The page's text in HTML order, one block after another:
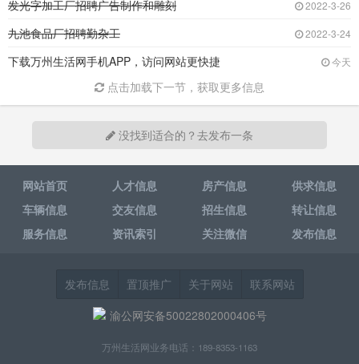
发光字加工厂招聘广告制作和雕刻 2022-3-26
九池食品厂招聘勤杂工 2022-3-24
下载万州生活网手机APP，访问网站更快捷 今天
点击加载下一节，获取更多信息
没找到适合的？去发布一条
网站首页 人才信息 房产信息
供求信息
车辆信息
交友信息 招生信息
转让信息
服务信息
资讯索引 关注微信 发布信息
发布信息 置顶推广 关于网站
联系网站
渝公网安备50022802000406号
万州生活网业务电话：189-8353-1163